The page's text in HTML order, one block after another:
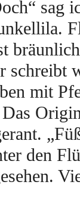
sag
schreibt
mit
Das
den